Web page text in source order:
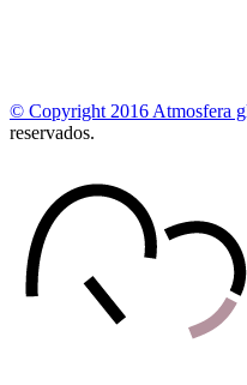
© Copyright 2016 Atmosfera
reservados.